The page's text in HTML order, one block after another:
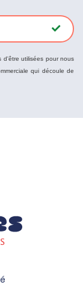
d'être utilisées pour nous
qui découle de